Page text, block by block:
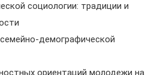
социологии: традиции и
демографической
ориентаций молодежи на